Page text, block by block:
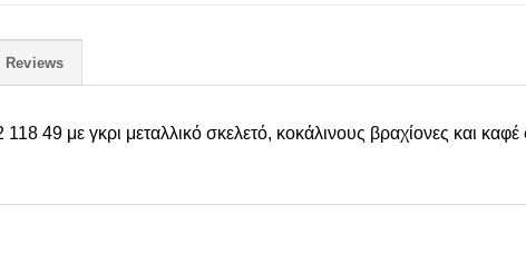
Reviews
118 49 με γκρι μεταλλικό σκελετό, κοκάλινους βραχίονες και καφέ